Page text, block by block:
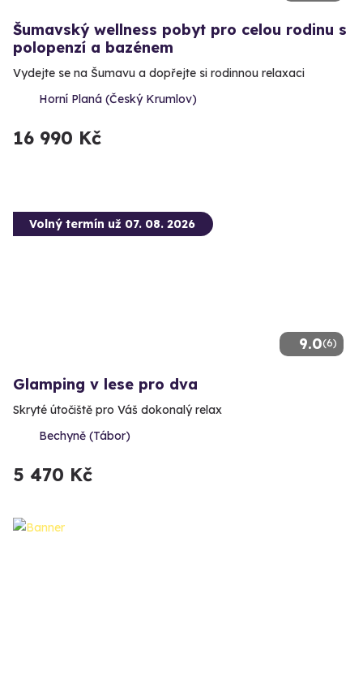
Šumavský wellness pobyt pro celou rodinu s
polopenzí a bazénem
Vydejte se na Šumavu a dopřejte si rodinnou relaxaci
Horní Planá (Český Krumlov)
16 990 Kč
9.0(6)
Volný termín už 07. 08. 2026
Glamping v lese pro dva
Skryté útočiště pro Váš dokonalý relax
Bechyně (Tábor)
5 470 Kč